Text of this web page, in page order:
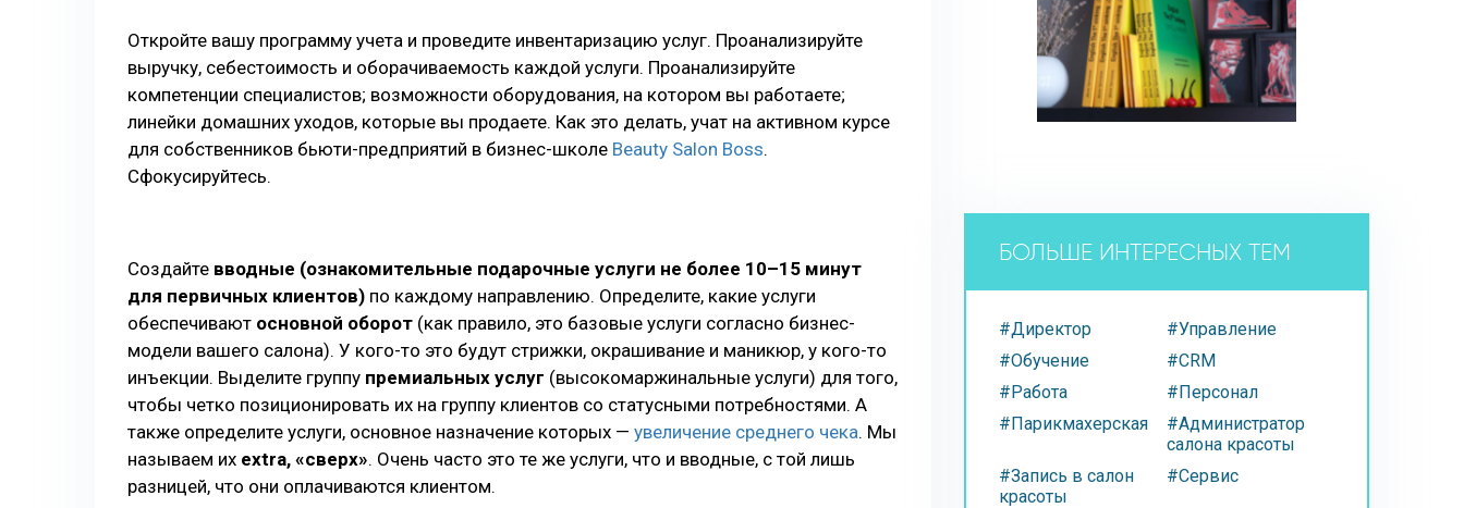
Откройте вашу программу учета и проведите инвентаризацию услуг. Проанализируйте
выручку, себестоимость и оборачиваемость каждой услуги. Проанализируйте
компетенции специалистов; возможности оборудования, на котором вы работаете;
линейки домашних уходов, которые вы продаете. Как это делать, учат на активном курсе
для собственников бьюти-предприятий в бизнес-школе Beauty Salon Boss.
Сфокусируйтесь.
Создайте вводные (ознакомительные подарочные услуги не более 10–15 минут
для первичных клиентов) по каждому направлению. Определите, какие услуги
обеспечивают основной оборот (как правило, это базовые услуги согласно бизнес-
модели вашего салона). У кого-то это будут стрижки, окрашивание и маникюр, у кого-то
инъекции. Выделите группу премиальных услуг (высокомаржинальные услуги) для того,
чтобы четко позиционировать их на группу клиентов со статусными потребностями. А
также определите услуги, основное назначение которых — увеличение среднего чека. Мы
называем их extra, «сверх». Очень часто это те же услуги, что и вводные, с той лишь
разницей, что они оплачиваются клиентом.
БОЛЬШЕ ИНТЕРЕСНЫХ ТЕМ
#Директор
#Управление
#Обучение
#CRM
#Работа
#Персонал
#Парикмахерская
#Администратор
салона красоты
#Запись в салон
красоты
#Сервис